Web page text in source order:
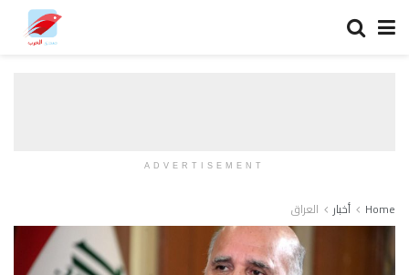
ADVERTISEMENT
Home أخبار العراق